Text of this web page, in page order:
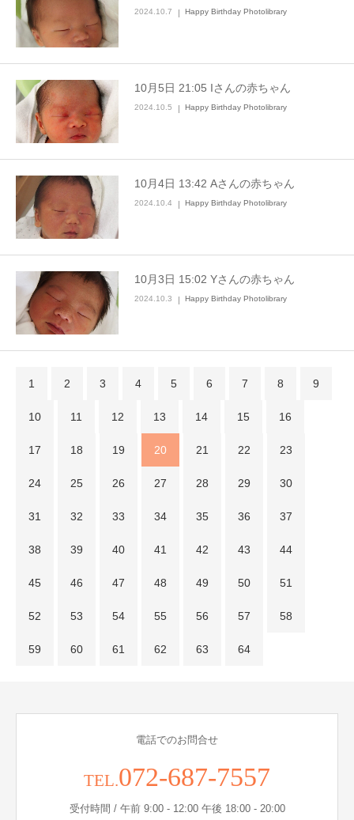
2024.10.7 Happy Birthday Photolibrary
10月5日 21:05 Iさんの赤ちゃん
2024.10.5 Happy Birthday Photolibrary
10月4日 13:42 Aさんの赤ちゃん
2024.10.4 Happy Birthday Photolibrary
10月3日 15:02 Yさんの赤ちゃん
2024.10.3 Happy Birthday Photolibrary
1 2 3 4 5 6 7 8 9
10 11 12 13 14 15 16
17 18 19 20 21 22 23
24 25 26 27 28 29 30
31 32 33 34 35 36 37
38 39 40 41 42 43 44
45 46 47 48 49 50 51
52 53 54 55 56 57 58
59 60 61 62 63 64
電話でのお問合せ
TEL.072-687-7557
受付時間 / 午前 9:00 - 12:00 午後 18:00 - 20:00